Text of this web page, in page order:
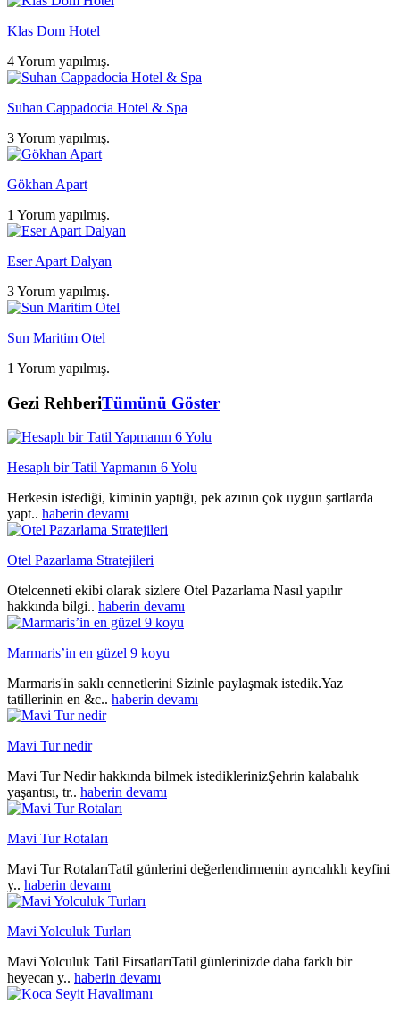
Klas Dom Hotel
4 Yorum yapılmış.
Suhan Cappadocia Hotel & Spa
3 Yorum yapılmış.
Gökhan Apart
1 Yorum yapılmış.
Eser Apart Dalyan
3 Yorum yapılmış.
Sun Maritim Otel
1 Yorum yapılmış.
Gezi RehberiTümünü Göster
Hesaplı bir Tatil Yapmanın 6 Yolu
Herkesin istediği, kiminin yaptığı, pek azının çok uygun şartlarda
yapt.. haberin devamı
Otel Pazarlama Stratejileri
Otelcenneti ekibi olarak sizlere Otel Pazarlama Nasıl yapılır
hakkında bilgi.. haberin devamı
Marmaris’in en güzel 9 koyu
Marmaris'in saklı cennetlerini Sizinle paylaşmak istedik.Yaz
tatillerinin en &c.. haberin devamı
Mavi Tur nedir
Mavi Tur Nedir hakkında bilmek istediklerinizŞehrin kalabalık
yaşantısı, tr.. haberin devamı
Mavi Tur Rotaları
Mavi Tur RotalarıTatil günlerini değerlendirmenin ayrıcalıklı keyfini
y.. haberin devamı
Mavi Yolculuk Turları
Mavi Yolculuk Tatil FirsatlarıTatil günlerinizde daha farklı bir
heyecan y.. haberin devamı